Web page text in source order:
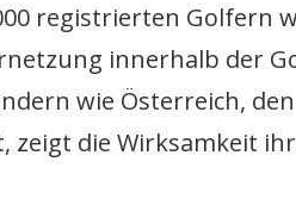
registrierten Golfern
innerhalb der
wie Österreich,
zeigt die Wirksamkeit